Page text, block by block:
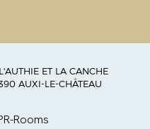
ET LA CANCHE
AUXI-LE-CHÂTEAU
Rooms